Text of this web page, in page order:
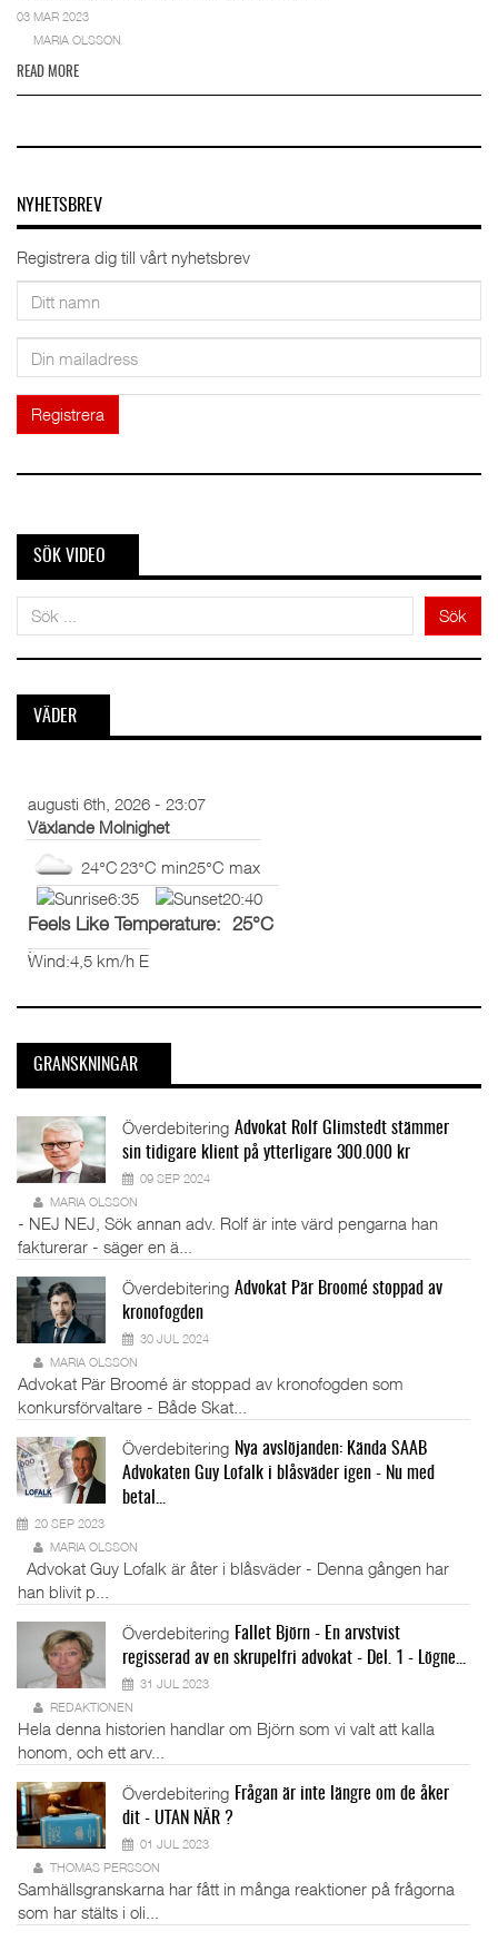
03 MAR 2023
MARIA OLSSON
READ MORE
NYHETSBREV
Registrera dig till vårt nyhetsbrev
SÖK VIDEO
Sök
VÄDER
augusti 6th, 2026 - 23:07
Växlande Molnighet
24°C23°C min25°C max
6:35
20:40
Feels Like Temperature: 25°C
;Wind:4,5 km/h E
GRANSKNINGAR
Överdebitering Advokat Rolf Glimstedt stämmer
sin tidigare klient på ytterligare 300.000 kr
09 SEP 2024
MARIA OLSSON
- NEJ NEJ, Sök annan adv. Rolf är inte värd pengarna han
fakturerar - säger en ä...
Överdebitering Advokat Pär Broomé stoppad av
kronofogden
30 JUL 2024
MARIA OLSSON
Advokat Pär Broomé är stoppad av kronofogden som
konkursförvaltare - Både Skat...
Överdebitering Nya avslöjanden: Kända SAAB
Advokaten Guy Lofalk i blåsväder igen - Nu med
betal...
20 SEP 2023
MARIA OLSSON
Advokat Guy Lofalk är åter i blåsväder - Denna gången har
han blivit p...
Överdebitering Fallet Björn - En arvstvist
regisserad av en skrupelfri advokat - Del. 1 - Lögne...
31 JUL 2023
REDAKTIONEN
Hela denna historien handlar om Björn som vi valt att kalla
honom, och ett arv...
Överdebitering Frågan är inte längre om de åker
dit - UTAN NÄR ?
01 JUL 2023
THOMAS PERSSON
Samhällsgranskarna har fått in många reaktioner på frågorna
som har stälts i oli...